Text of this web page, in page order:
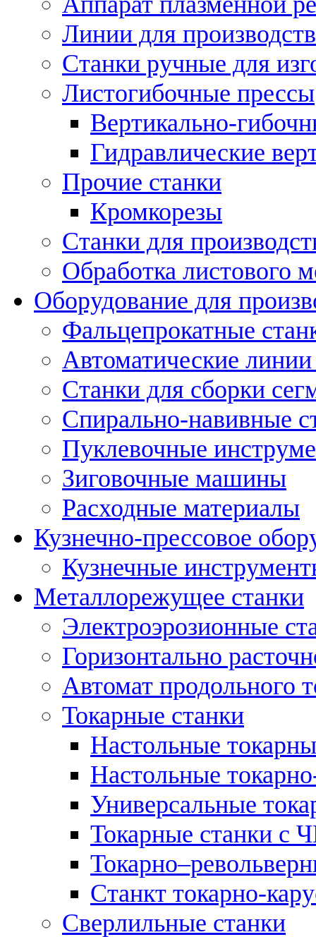
Линии для
Станки ручные для
Листогибочные прессы
Вертикально-
Гидравлические
Прочие станки
Кромкорезы
Станки для
Обработка листового
Оборудование для
Фальцепрокатные
Автоматические линии
Станки для сборки
Спирально-навивные
Пуклевочные
Зиговочные машины
Расходные материалы
Кузнечно-прессовое
Кузнечные
Металлорежущее станки
Электроэрозионные
Горизонтально
Автомат продольного
Токарные станки
Настольные
Настольные
Универсальные
Токарные станки с
Станкт токарно-
Сверлильные станки